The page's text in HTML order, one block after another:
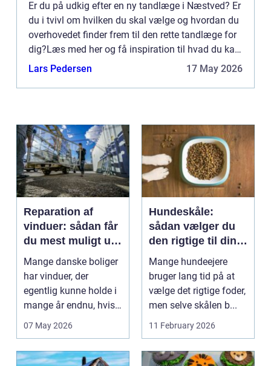
Er du på udkig efter en ny tandlæge i Næstved? Er
du i tvivl om hvilken du skal vælge og hvordan du
overhovedet finder frem til den rette tandlæge for
dig?Læs med her og få inspiration til hvad du kan
gøre dig af tanker, inden du vælger din nye tandl...
Lars Pedersen 17 May 2026
Reparation af
vinduer: sådan får
du mest muligt ud
af dine gamle
rammer
Mange danske boliger
har vinduer, der
egentlig kunne holde i
mange år endnu, hvis
07 May 2026
Hundeskåle:
sådan vælger du
den rigtige til din
hund
Mange hundeejere
bruger lang tid på at
vælge det rigtige foder,
men selve skålen b...
11 February 2026